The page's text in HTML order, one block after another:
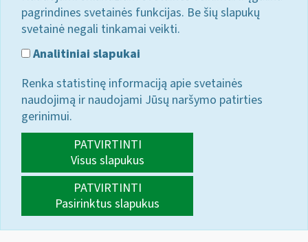
pagrindines svetainės funkcijas. Be šių slapukų
svetainė negali tinkamai veikti.
Analitiniai slapukai
Renka statistinę informaciją apie svetainės
naudojimą ir naudojami Jūsų naršymo patirties
gerinimui.
PATVIRTINTI
Visus slapukus
PATVIRTINTI
Pasirinktus slapukus